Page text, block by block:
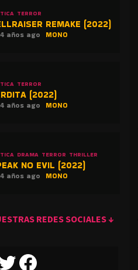
TERROR
REMAKE (2022)
4 años ago MONO
TERROR
(2022)
4 años ago MONO
DRAMA TERROR THRILLER
NO EVIL (2022)
4 años ago MONO
REDES SOCIALES ↓
FACEBOOK